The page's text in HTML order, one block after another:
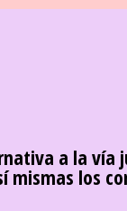
a la vía
mismas los